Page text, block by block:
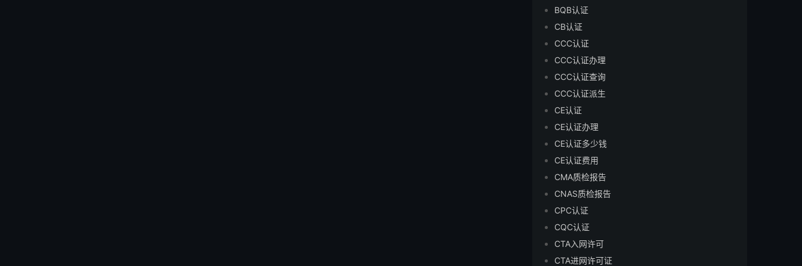
BQB认证
CB认证
CCC认证
CCC认证办理
CCC认证查询
CCC认证派生
CE认证
CE认证办理
CE认证多少钱
CE认证费用
CMA质检报告
CNAS质检报告
CPC认证
CQC认证
CTA入网许可
CTA进网许可证